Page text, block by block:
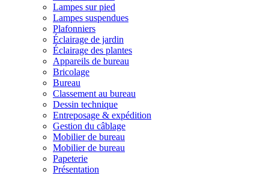
Lampes sur pied
Lampes suspendues
Plafonniers
Éclairage de jardin
Éclairage des plantes
Appareils de bureau
Bricolage
Bureau
Classement au bureau
Dessin technique
Entreposage & expédition
Gestion du câblage
Mobilier de bureau
Mobilier de bureau
Papeterie
Présentation